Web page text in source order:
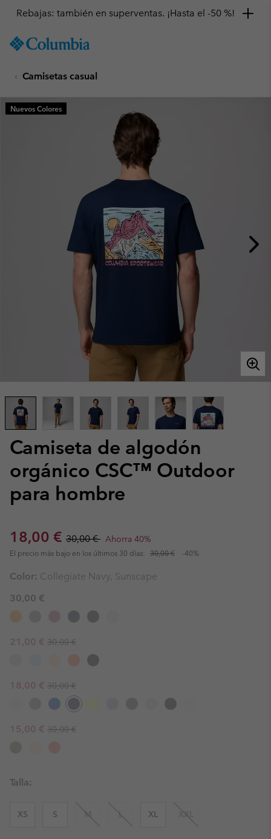
TO
SKIP
MAIN
NAV
Rebajas: también en superventas. ¡Hasta el -50 %!
Camisetas casual
Camiseta de algodón
orgánico CSC™ Outdoor
para hombre
Sale price:
18,00 € Regular price:
30,00 € Ahorra 40%
El precio más bajo en los últimos 30 días: 30,00 € -40%
Nuevos Colores
Color: Collegiate Navy, Sunscape
30,00 €
Sale price:
21,00 € Regular price:
30,00 €
Sale price:
18,00 € Regular price:
30,00 €
Sale price:
15,00 € Regular price:
30,00 €
Talla:
XS S M L XL XXL